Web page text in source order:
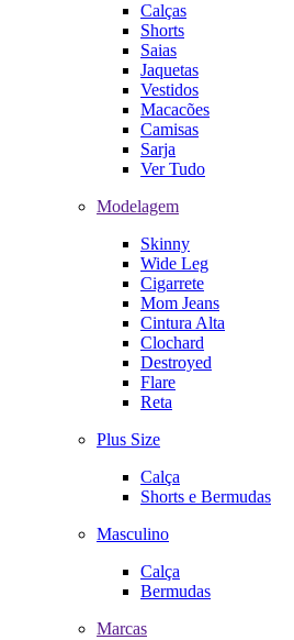
Calças
Shorts
Saias
Jaquetas
Vestidos
Macacões
Camisas
Sarja
Ver Tudo
Modelagem
Skinny
Wide Leg
Cigarrete
Mom Jeans
Cintura Alta
Clochard
Destroyed
Flare
Reta
Plus Size
Calça
Shorts e Bermudas
Masculino
Calça
Bermudas
Marcas